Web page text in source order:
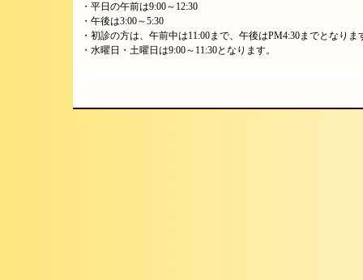
・平日の午前は9:00～12:30
・午後は3:00～5:30
・初診の方は、午前中は11:00まで、午後はPM4:30までとなりま
・水曜日・土曜日は9:00～11:30となります。